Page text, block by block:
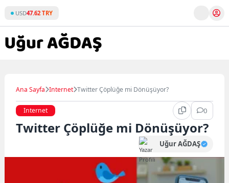
content
USD47.62 TRY
Ana Sayfa Internet Twitter Çöplüğe mi Dönüşüyor?
Internet 0
Twitter Çöplüğe mi Dönüşüyor?
Uğur AĞDAŞ